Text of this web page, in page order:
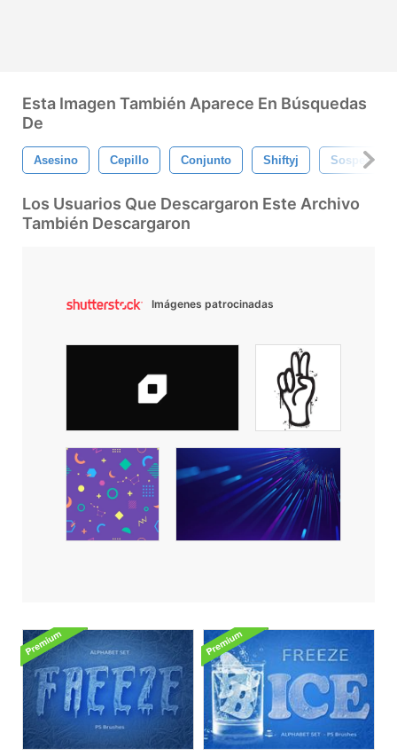
Esta Imagen También Aparece En Búsquedas
De
Asesino Cepillo Conjunto Shiftyj
Los Usuarios Que Descargaron Este Archivo
También Descargaron
Imágenes patrocinadas